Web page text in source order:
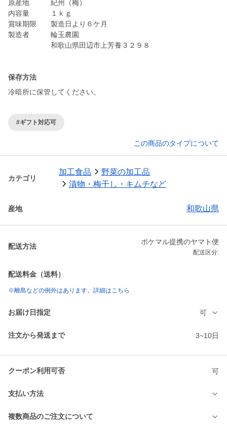
原産地 紀州（梅）
内容量 １ｋｇ
賞味期限 製造日より６ケ月
製造者 輪玉農園
和歌山県田辺市上芳養３２９８
保存方法
冷暗所に保管してください。
#ギフト対応可
この商品のタイプについて
カテゴリ
加工食品
野菜の加工品
漬物・梅干し・キムチなど
産地 和歌山県
配送方法
ポケマル提携のヤマト便
配送区分:
配送料金（送料）
※離島などの例外はあります。詳細はこちら
お届け日指定 可
注文から発送まで 3~10日
クーポン利用可否 可
支払い方法
複数商品のご注文について